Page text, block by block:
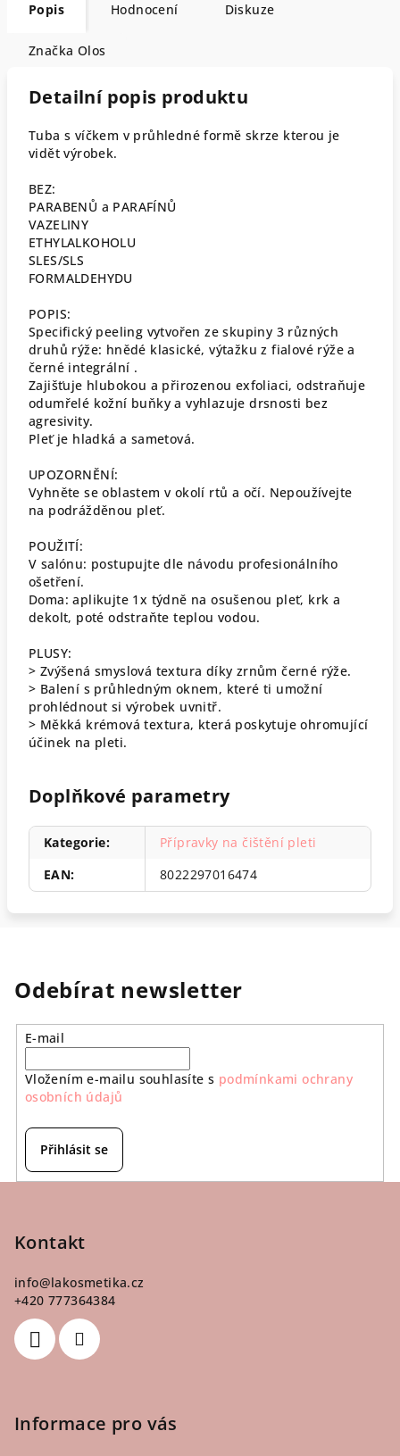
Popis Hodnocení Diskuze
Značka Olos
Detailní popis produktu
Tuba s víčkem v průhledné formě skrze kterou je
vidět výrobek.
BEZ:
PARABENŮ a PARAFÍNŮ
VAZELINY
ETHYLALKOHOLU
SLES/SLS
FORMALDEHYDU
POPIS:
Specifický peeling vytvořen ze skupiny 3 různých
druhů rýže: hnědé klasické, výtažku z fialové rýže a
černé integrální .
Zajišťuje hlubokou a přirozenou exfoliaci, odstraňuje
odumřelé kožní buňky a vyhlazuje drsnosti bez
agresivity.
Pleť je hladká a sametová.
UPOZORNĚNÍ:
Vyhněte se oblastem v okolí rtů a očí. Nepoužívejte
na podrážděnou pleť.
POUŽITÍ:
V salónu: postupujte dle návodu profesionálního
ošetření.
Doma: aplikujte 1x týdně na osušenou pleť, krk a
dekolt, poté odstraňte teplou vodou.
PLUSY:
> Zvýšená smyslová textura díky zrnům černé rýže.
> Balení s průhledným oknem, které ti umožní
prohlédnout si výrobek uvnitř.
> Měkká krémová textura, která poskytuje ohromující
účinek na pleti.
Doplňkové parametry
Kategorie:
Přípravky na čištění pleti
EAN: 8022297016474
Odebírat newsletter
E-mail
Vložením e-mailu souhlasíte s podmínkami ochrany
osobních údajů
Přihlásit se
Kontakt
info@lakosmetika.cz
+420 777364384
Informace pro vás